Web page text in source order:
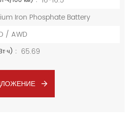
Iron Phosphate Battery
/ AWD
: 65.69